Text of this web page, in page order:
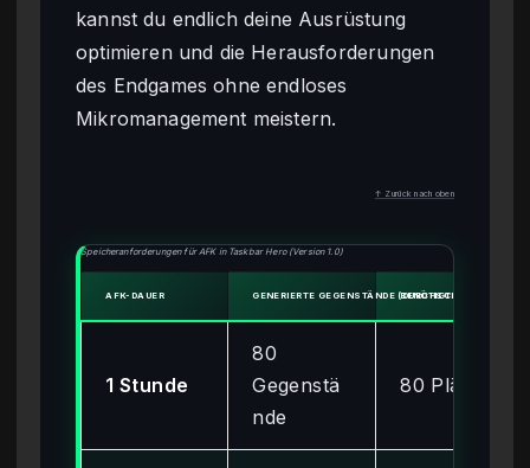
kannst du endlich deine Ausrüstung
optimieren und die Herausforderungen
des Endgames ohne endloses
Mikromanagement meistern.
↑ Zurück nach oben
Speicheranforderungen für AFK in Taskbar Hero (Version 1.0)
AFK-DAUER GENERIERTE GEGENSTÄNDE (DURCHSCHNITT)
BENÖTIGTER
1 Stunde
80
Gegenstä
nde
80 Plätze